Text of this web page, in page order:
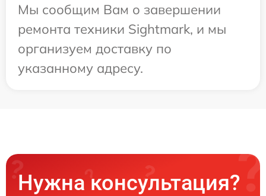
Мы сообщим Вам о завершении
ремонта техники Sightmark, и мы
организуем доставку по
указанному адресу.
Нужна консультация?